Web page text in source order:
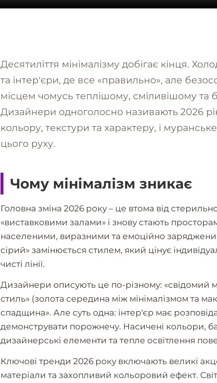
Десятиліття мінімалізму добігає кінця.
та інтер'єри, де все «правильно», але
місцем чомусь теплішому, сміливішому та
Дизайнери одноголосно називають 2026
кольору, текстури та характеру, і
цього руху.
Чому мінімалізм зникає
Головна зміна 2026 року – це втома від
«виставковими залами» і знову стають
населеними, виразними та емоційно
сірий» замінюється стилем, який цінує
чисті лінії.
Дизайнери описують це по-різному: «свідомий
стиль» (золота середина між мінімалізмом та
спадщина». Але суть одна: інтер'єр має
демонструвати порожнечу. Насичені кольори,
дизайнерські елементи та тепле освітлення
Ключові тренди 2026 року включають великі
матеріали та захопливий кольоровий ефект.